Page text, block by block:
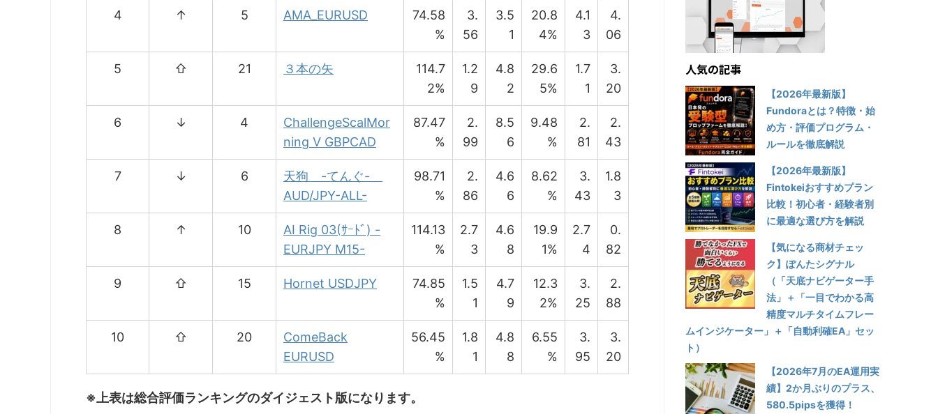
4 ↑ 5 AMA_EURUSD
74.58
%
3.
56
3.5
1
20.8
4%
4.1
3
4.
06
5 ⇧ 21 ３本の矢
114.7
2%
1.2
9
4.8
2
29.6
5%
1.7
1
3.
20
6 ↓ 4
ChallengeScalMor
ning V GBPCAD
87.47
%
2.
99
8.5
6
9.48
%
2.
81
2.
43
7 ↓ 6
天狗 -てんぐ-
AUD/JPY-ALL-
98.71
%
2.
86
4.6
6
8.62
%
3.
43
1.8
3
8 ↑ 10
AI Rig 03(ｻｰﾄﾞ) -
EURJPY M15-
114.13
%
2.7
3
4.6
8
19.9
1%
2.7
4
0.
82
9 ⇧ 15 Hornet USDJPY
74.85
%
1.5
1
4.7
9
12.3
2%
3.
25
2.
88
10 ⇧ 20
ComeBack
EURUSD
56.45
%
1.8
1
4.8
8
6.55
%
3.
95
3.
20
※上表は総合評価ランキングのダイジェスト版になります。
人気の記事
【2026年最新版】
Fundoraとは？特徴・始
め方・評価プログラム・
ルールを徹底解説
【2026年最新版】
Fintokeiおすすめプラン
比較！初心者・経験者別
に最適な選び方を解説
【気になる商材チェッ
ク】ぽんたシグナル
（「天底ナビゲーター手
法」＋「一目でわかる高
精度マルチタイムフレー
ムインジケーター」＋「自動利確EA」セッ
ト）
【2026年7月のEA運用実
績】2か月ぶりのプラス、
580.5pipsを獲得！